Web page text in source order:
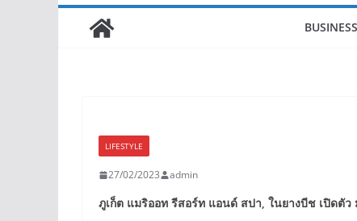
BUSINESS
LIFESTYLE
27/02/2023 admin
ภูเก็ต แมริออท รีสอร์ท แอนด์ สปา, ในยางบีช เปิดตัว